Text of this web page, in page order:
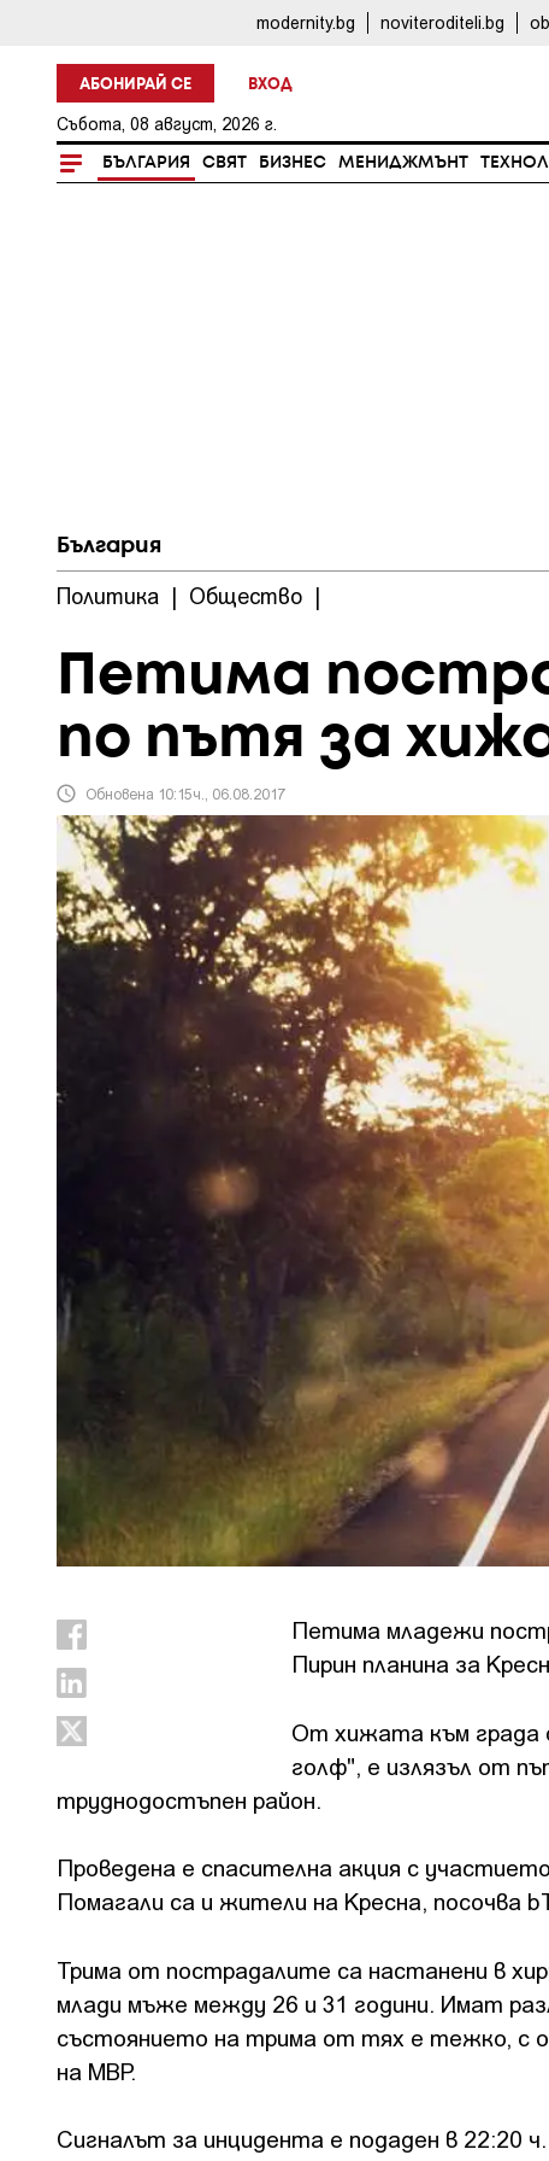
modernity.bg noviteroditeli.bg
АБОНИРАЙ СЕ ВХОД
Събота, 08 август, 2026 г.
БЪЛГАРИЯ СВЯТ БИЗНЕС МЕНИДЖМЪНТ
България
Политика | Общество |
Петима
по пътя за
Обновена 10:15ч., 06.08.2017
Петима младежи
Пирин планина за
От хижата към града
голф", е излязъл от
труднодостъпен район.
Проведена е спасителна акция с
Помагали са и жители на Кресна, посочва
Трима от пострадалите са настанени в
млади мъже между 26 и 31 години. Имат
състоянието на трима от тях е тежко, с
на МВР.
Сигналът за инцидента е подаден в 22:20